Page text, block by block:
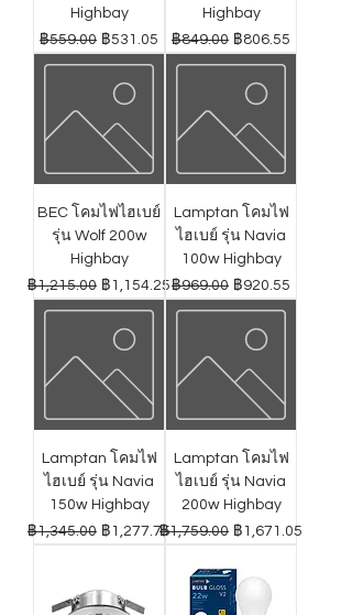
Highbay
ราคาปกติ
฿559.00 ราคาขายลด
฿531.05
Highbay
ราคาปกติ
฿849.00 ราคาขายลด
฿806.55
BEC โคมไฟไฮเบย์
รุ่น Wolf 200w
Highbay
ราคาปกติ
฿1,215.00 ราคาขายลด
฿1,154.25
Lamptan โคมไฟ
ไฮเบย์ รุ่น Navia
100w Highbay
ราคาปกติ
฿969.00 ราคาขายลด
฿920.55
Lamptan โคมไฟ
ไฮเบย์ รุ่น Navia
150w Highbay
ราคาปกติ
฿1,345.00 ราคาขายลด
฿1,277.75
Lamptan โคมไฟ
ไฮเบย์ รุ่น Navia
200w Highbay
ราคาปกติ
฿1,759.00 ราคาขายลด
฿1,671.05